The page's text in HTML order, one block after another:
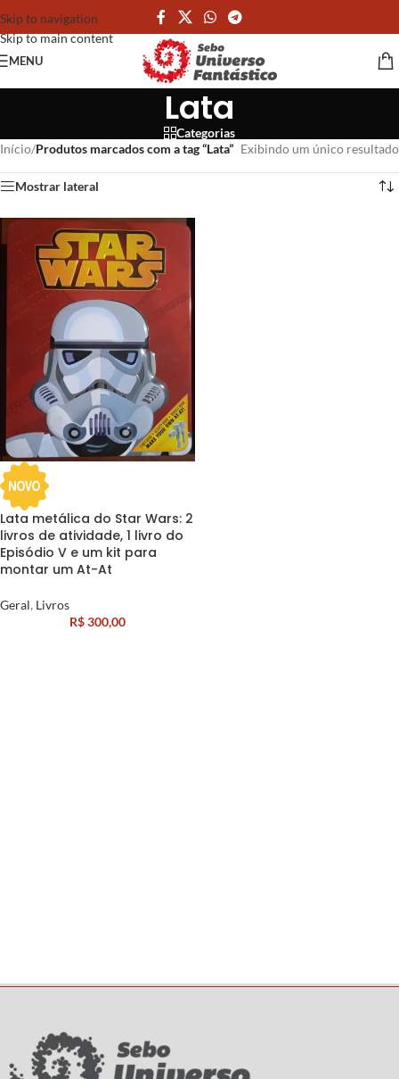
Skip to navigation
Skip to main content
MENU
Lata
Categorias
Início/Produtos marcados com a tag “Lata” Exibindo um único resultado
Mostrar lateral
Lata metálica do Star Wars: 2
livros de atividade, 1 livro do
Episódio V e um kit para
montar um At-At
Geral, Livros
R$300,00